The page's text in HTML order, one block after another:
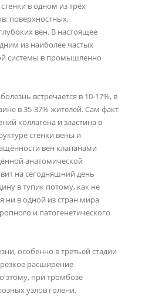
в одном из трёх
поверхностных,
вен. В настоящее
из наиболее частых
системы в промышленно
встречается в 10-17%, в
в 35-37% жителей. Сам факт
коллагена и эластина в
стенки вены и
вен клапанами
анатомической
на сегодняшний день
в тупик потому, как не
ни в одной из стран мира
и патогенетического
особенно в третьей стадии
расширение
этому, при тромбозе
узлов голени,